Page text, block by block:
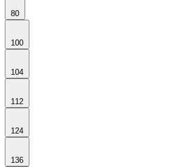
80
100
104
112
124
136